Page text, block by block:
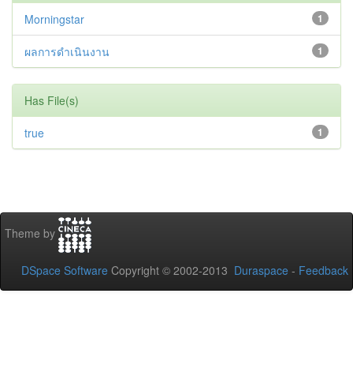
1
Morningstar
1
ผลการดำเนินงาน
Has File(s)
1
true
Theme by
DSpace Software Copyright © 2002-2013 Duraspace - Feedback